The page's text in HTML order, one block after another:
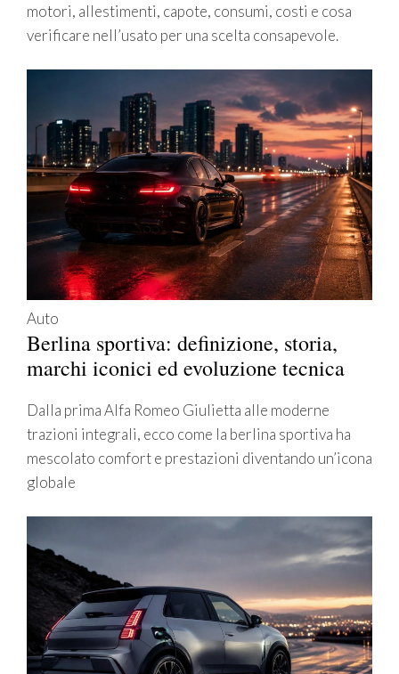
motori, allestimenti, capote, consumi, costi e cosa
verificare nell’usato per una scelta consapevole.
Auto
Berlina sportiva: definizione, storia,
marchi iconici ed evoluzione tecnica
Dalla prima Alfa Romeo Giulietta alle moderne
trazioni integrali, ecco come la berlina sportiva ha
mescolato comfort e prestazioni diventando un’icona
globale